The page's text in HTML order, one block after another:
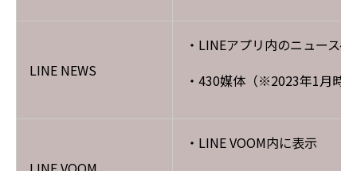
LINE NEWS
・LINEアプリ内のニュース
・430媒体（※2023年1月時
・LINE VOOM内に表示